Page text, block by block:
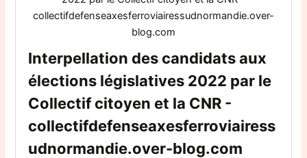
Interpellation des candidats aux
élections législatives 2022 par le
Collectif citoyen et la CNR -
collectifdefenseaxesferroviairess
udnormandie.over-blog.com